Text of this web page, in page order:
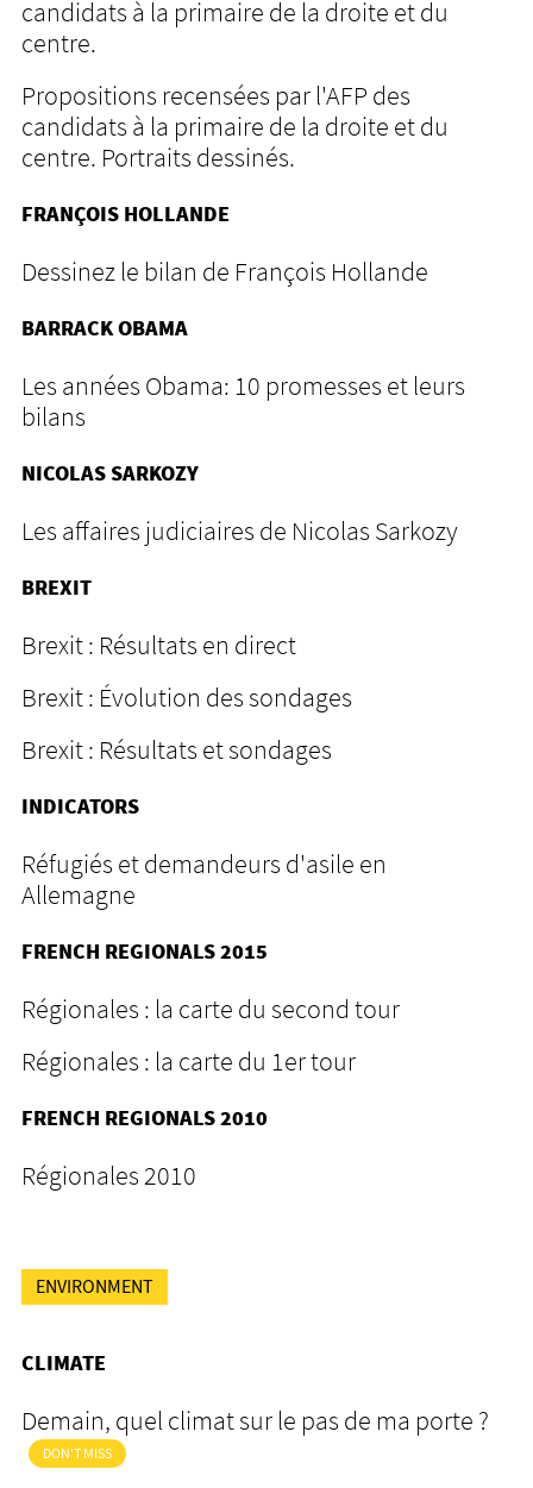
candidats à la primaire de la droite et du
centre.
Propositions recensées par l'AFP des
candidats à la primaire de la droite et du
centre. Portraits dessinés.
FRANÇOIS HOLLANDE
Dessinez le bilan de François Hollande
BARRACK OBAMA
Les années Obama: 10 promesses et leurs
bilans
NICOLAS SARKOZY
Les affaires judiciaires de Nicolas Sarkozy
BREXIT
Brexit : Résultats en direct
Brexit : Évolution des sondages
Brexit : Résultats et sondages
INDICATORS
Réfugiés et demandeurs d'asile en
Allemagne
FRENCH REGIONALS 2015
Régionales : la carte du second tour
Régionales : la carte du 1er tour
FRENCH REGIONALS 2010
Régionales 2010
ENVIRONMENT
CLIMATE
Demain, quel climat sur le pas de ma porte ?
DON'T MISS